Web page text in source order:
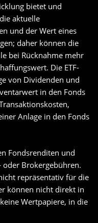
bietet und
aktuelle
und der Wert eines
daher können die
bei Rücknahme mehr
Die ETF-
von Dividenden und
in den Fonds
Anlage in den Fonds
Fondsrenditen und
oder Brokergebühren.
repräsentativ für die
können nicht direkt in
Wertpapiere, in die